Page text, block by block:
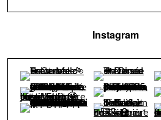
Instagram